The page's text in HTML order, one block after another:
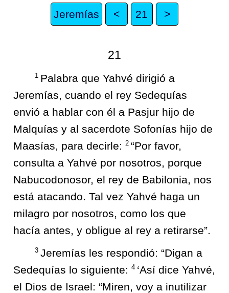
Jeremías < 21 >
21
1 Palabra que Yahvé dirigió a
Jeremías, cuando el rey Sedequías
envió a hablar con él a Pasjur hijo de
Malquías y al sacerdote Sofonías hijo de
Maasías, para decirle: 2 “Por favor,
consulta a Yahvé por nosotros, porque
Nabucodonosor, el rey de Babilonia, nos
está atacando. Tal vez Yahvé haga un
milagro por nosotros, como los que
hacía antes, y obligue al rey a retirarse”.
3 Jeremías les respondió: “Digan a
Sedequías lo siguiente: 4 ‘Así dice Yahvé,
el Dios de Israel: “Miren, voy a inutilizar